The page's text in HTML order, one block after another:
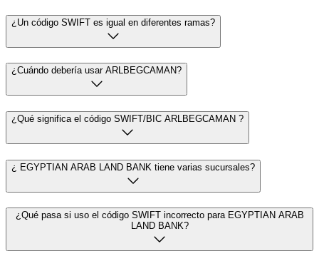
¿Un código SWIFT es igual en diferentes ramas?
¿Cuándo debería usar ARLBEGCAMAN?
¿Qué significa el código SWIFT/BIC ARLBEGCAMAN ?
¿ EGYPTIAN ARAB LAND BANK tiene varias sucursales?
¿Qué pasa si uso el código SWIFT incorrecto para EGYPTIAN ARAB
LAND BANK?